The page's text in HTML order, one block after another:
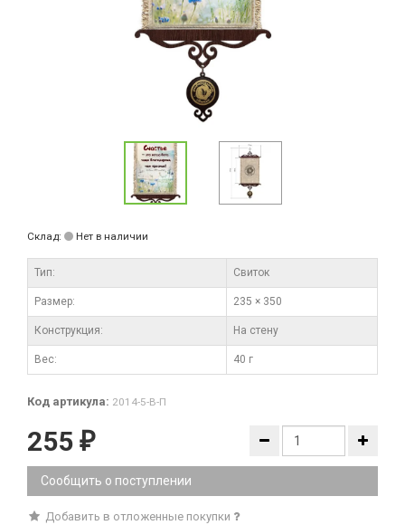
Склад: Нет в наличии
Тип: Свиток
Размер: 235 × 350
Конструкция: На стену
Вес: 40 г
Код артикула: 2014-5-В-П
255 ₽
Сообщить о поступлении
Добавить в отложенные покупки